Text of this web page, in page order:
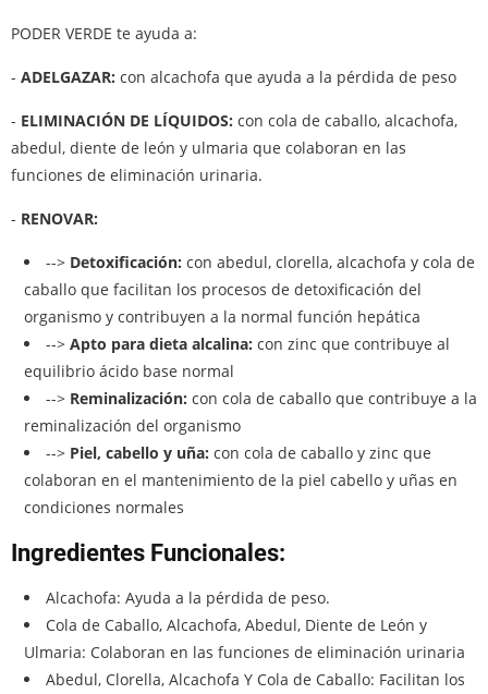
PODER VERDE te ayuda a:
- ADELGAZAR: con alcachofa que ayuda a la pérdida de peso
- ELIMINACIÓN DE LÍQUIDOS: con cola de caballo, alcachofa,
abedul, diente de león y ulmaria que colaboran en las
funciones de eliminación urinaria.
- RENOVAR:
--> Detoxificación: con abedul, clorella, alcachofa y cola de
caballo que facilitan los procesos de detoxificación del
organismo y contribuyen a la normal función hepática
--> Apto para dieta alcalina: con zinc que contribuye al
equilibrio ácido base normal
--> Reminalización: con cola de caballo que contribuye a la
reminalización del organismo
--> Piel, cabello y uña: con cola de caballo y zinc que
colaboran en el mantenimiento de la piel cabello y uñas en
condiciones normales
Ingredientes Funcionales:
Alcachofa: Ayuda a la pérdida de peso.
Cola de Caballo, Alcachofa, Abedul, Diente de León y
Ulmaria: Colaboran en las funciones de eliminación urinaria
Abedul, Clorella, Alcachofa Y Cola de Caballo: Facilitan los